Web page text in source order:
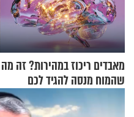
מאבדים ריכוז במהירות? זה מה
שהמוח מנסה להגיד לכם